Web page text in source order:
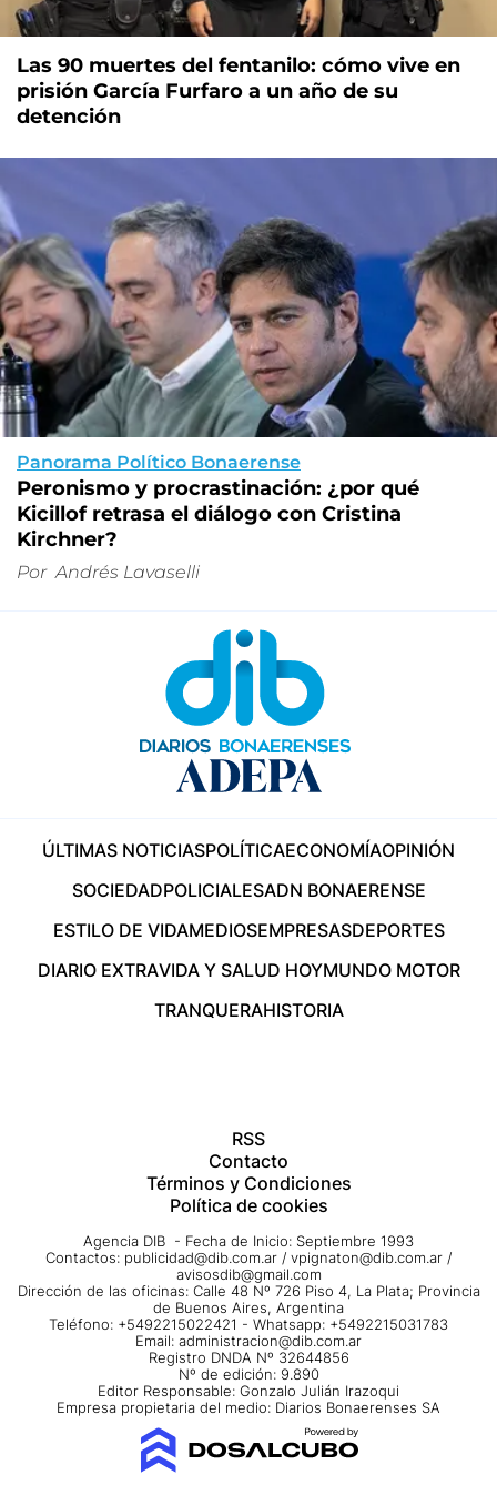
Las 90 muertes del fentanilo: cómo vive en
prisión García Furfaro a un año de su
detención
Panorama Político Bonaerense
Peronismo y procrastinación: ¿por qué
Kicillof retrasa el diálogo con Cristina
Kirchner?
Por Andrés Lavaselli
ÚLTIMAS NOTICIASPOLÍTICAECONOMÍAOPINIÓN
SOCIEDADPOLICIALESADN BONAERENSE
ESTILO DE VIDAMEDIOSEMPRESASDEPORTES
DIARIO EXTRAVIDA Y SALUD HOYMUNDO MOTOR
TRANQUERAHISTORIA
RSS
Contacto
Términos y Condiciones
Política de cookies
Agencia DIB - Fecha de Inicio: Septiembre 1993
Contactos: publicidad@dib.com.ar / vpignaton@dib.com.ar /
avisosdib@gmail.com
Dirección de las oficinas: Calle 48 Nº 726 Piso 4, La Plata; Provincia
de Buenos Aires, Argentina
Teléfono: +5492215022421 - Whatsapp: +5492215031783
Email: administracion@dib.com.ar
Registro DNDA Nº 32644856
Nº de edición: 9.890
Editor Responsable: Gonzalo Julián Irazoqui
Empresa propietaria del medio: Diarios Bonaerenses SA